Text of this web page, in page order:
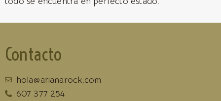
Contacto
hola@arianarock.com
607 377 254